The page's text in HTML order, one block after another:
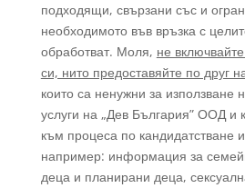
подходящи, свързани със и
необходимото във връзка с
обработват. Моля, не
си, нито предоставяйте по друг
които са ненужни за използване
услуги на „Дев България” ООД и
към процеса по кандидатстване
например: информация за
деца и планирани деца,